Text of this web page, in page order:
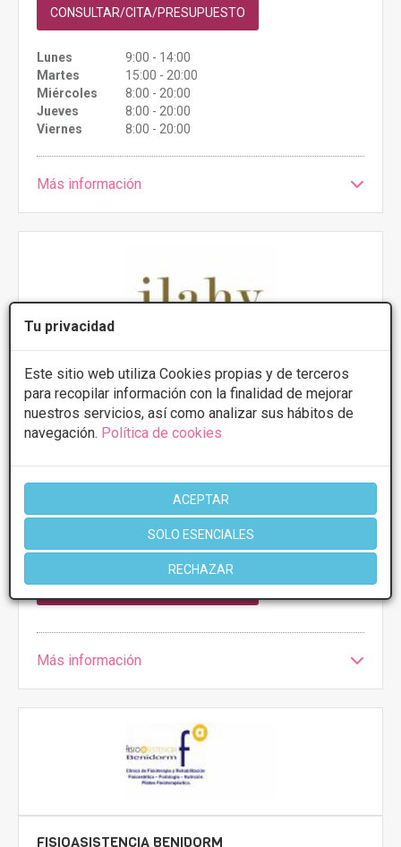
Tu privacidad
Este sitio web utiliza Cookies propias y de terceros
para recopilar información con la finalidad de mejorar
nuestros servicios, así como analizar sus hábitos de
navegación. Política de cookies
ACEPTAR
SOLO ESENCIALES
RECHAZAR
CONSULTAR/CITA/PRESUPUESTO
Lunes
9:00 - 14:00
Martes
15:00 - 20:00
Miércoles
8:00 - 20:00
Jueves
8:00 - 20:00
Viernes
8:00 - 20:00
Más información
Ilahy - IMED Hospitales
Ramón y Cajal, 7. 03503 Benidorm
(Alicante), Benidorm
PRIMERA CONSULTA GRATUITA & FINANCIACIÓN A
MEDIDA
Desde 200€
CONSULTAR/CITA/PRESUPUESTO
Más información
FISIOASISTENCIA BENIDORM